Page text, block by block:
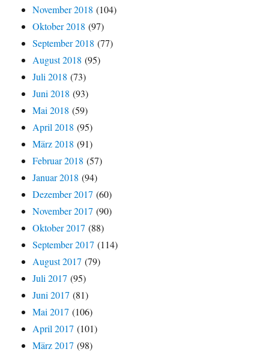
November 2018 (104)
Oktober 2018 (97)
September 2018 (77)
August 2018 (95)
Juli 2018 (73)
Juni 2018 (93)
Mai 2018 (59)
April 2018 (95)
März 2018 (91)
Februar 2018 (57)
Januar 2018 (94)
Dezember 2017 (60)
November 2017 (90)
Oktober 2017 (88)
September 2017 (114)
August 2017 (79)
Juli 2017 (95)
Juni 2017 (81)
Mai 2017 (106)
April 2017 (101)
März 2017 (98)